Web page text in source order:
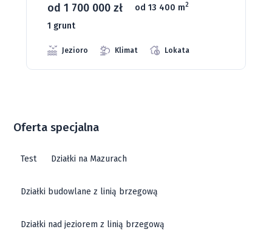
od 93 280 zł od 1075 m2
Oferta specjalna
Test Działki na Mazurach
Działki budowlane z linią brzegową
Działki nad jeziorem z linią brzegową